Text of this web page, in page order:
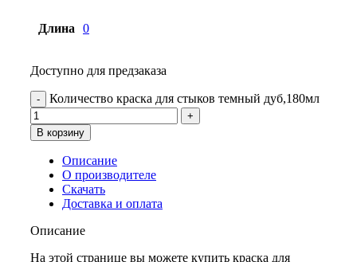
Длина 0
Доступно для предзаказа
Количество краска для стыков темный дуб,180мл
В корзину
Описание
О производителе
Скачать
Доставка и оплата
Описание
На этой странице вы можете купить краска для